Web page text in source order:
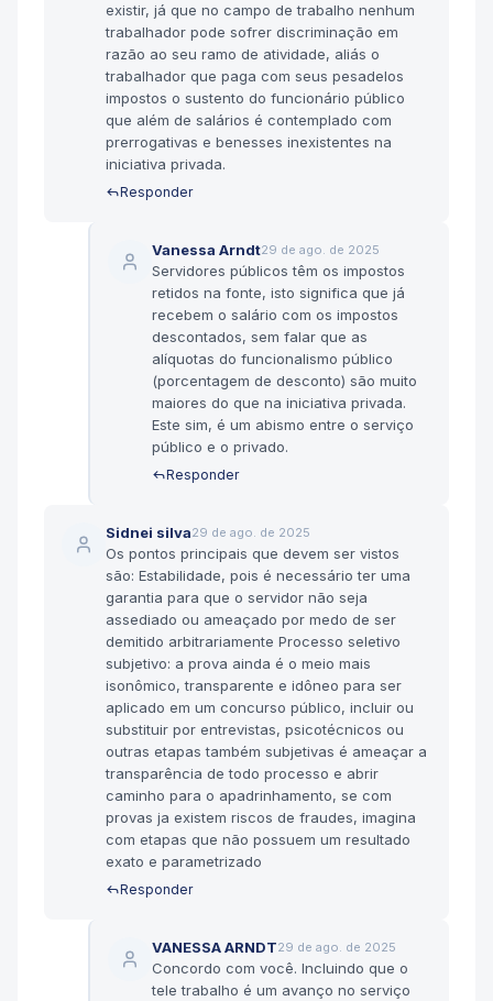
existir, já que no campo de trabalho nenhum
trabalhador pode sofrer discriminação em
razão ao seu ramo de atividade, aliás o
trabalhador que paga com seus pesadelos
impostos o sustento do funcionário público
que além de salários é contemplado com
prerrogativas e benesses inexistentes na
iniciativa privada.
Responder
Vanessa Arndt29 de ago. de 2025
Servidores públicos têm os impostos
retidos na fonte, isto significa que já
recebem o salário com os impostos
descontados, sem falar que as
alíquotas do funcionalismo público
(porcentagem de desconto) são muito
maiores do que na iniciativa privada.
Este sim, é um abismo entre o serviço
público e o privado.
Responder
Sidnei silva29 de ago. de 2025
Os pontos principais que devem ser vistos
são: Estabilidade, pois é necessário ter uma
garantia para que o servidor não seja
assediado ou ameaçado por medo de ser
demitido arbitrariamente Processo seletivo
subjetivo: a prova ainda é o meio mais
isonômico, transparente e idôneo para ser
aplicado em um concurso público, incluir ou
substituir por entrevistas, psicotécnicos ou
outras etapas também subjetivas é ameaçar a
transparência de todo processo e abrir
caminho para o apadrinhamento, se com
provas ja existem riscos de fraudes, imagina
com etapas que não possuem um resultado
exato e parametrizado
Responder
VANESSA ARNDT29 de ago. de 2025
Concordo com você. Incluindo que o
tele trabalho é um avanço no serviço